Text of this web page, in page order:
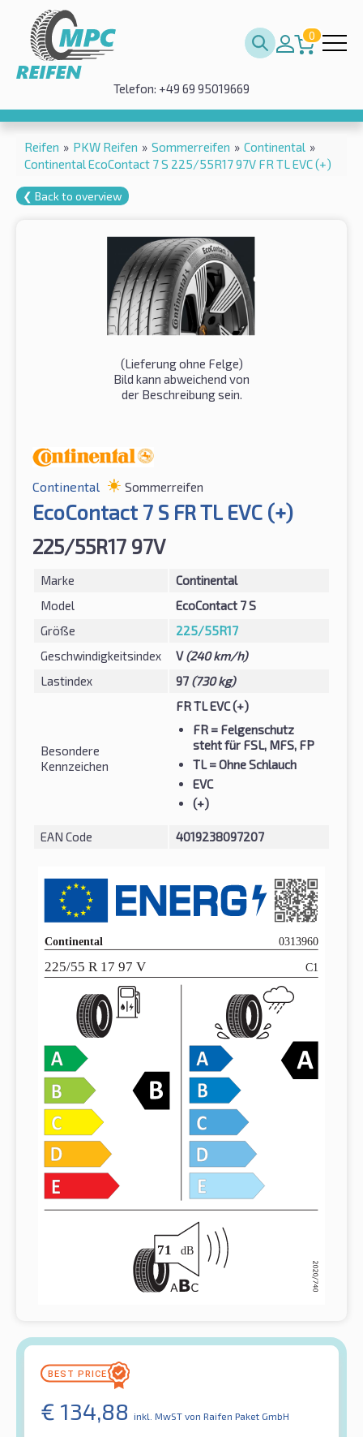
0
Telefon: +49 69 95019669
Reifen » PKW Reifen » Sommerreifen » Continental »
Continental EcoContact 7 S 225/55R17 97V FR TL EVC (+)
❮ Back to overview
(Lieferung ohne Felge)
Bild kann abweichend von
der Beschreibung sein.
Continental Sommerreifen
EcoContact 7 S FR TL EVC (+)
225/55R17 97V
Marke
Continental
Model
EcoContact 7 S
Größe
225/55R17
Geschwindigkeitsindex
V(240 km/h)
Lastindex
97 (730 kg)
Besondere
Kennzeichen
FR TL EVC (+)
FR = Felgenschutz
steht für FSL, MFS, FP
TL= Ohne Schlauch
EVC
(+)
EAN Code 4019238097207
€ 134,88 inkl. MwST von Raifen Paket GmbH